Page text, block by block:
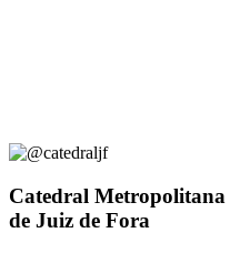
Catedral Metropolitana
de Juiz de Fora